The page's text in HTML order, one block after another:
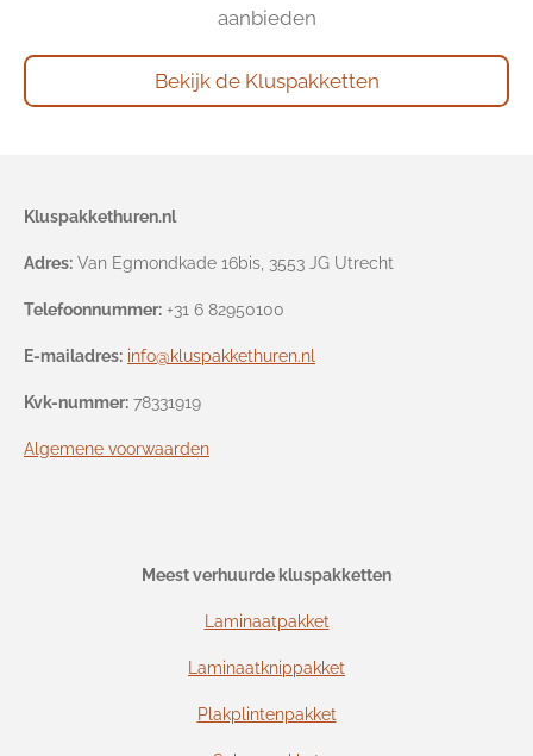
aanbieden
Bekijk de Kluspakketten
Kluspakkethuren.nl
Adres: Van Egmondkade 16bis, 3553 JG Utrecht
Telefoonnummer: +31 6 82950100
E-mailadres: info@kluspakkethuren.nl
Kvk-nummer: 78331919
Algemene voorwaarden
Meest verhuurde kluspakketten
Laminaatpakket
Laminaatknippakket
Plakplintenpakket